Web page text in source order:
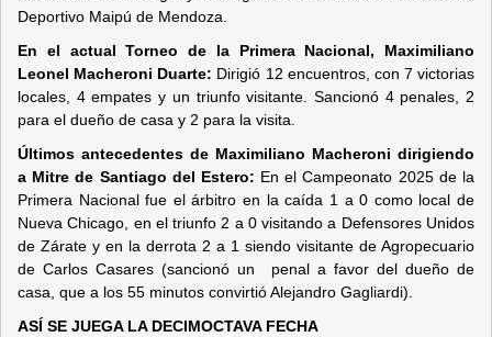
Deportivo Maipú de Mendoza.
En el actual Torneo de la Primera Nacional, Maximiliano
Leonel Macheroni Duarte: Dirigió 12 encuentros, con 7 victorias
locales, 4 empates y un triunfo visitante. Sancionó 4 penales, 2
para el dueño de casa y 2 para la visita.
Últimos antecedentes de Maximiliano Macheroni dirigiendo
a Mitre de Santiago del Estero: En el Campeonato 2025 de la
Primera Nacional fue el árbitro en la caída 1 a 0 como local de
Nueva Chicago, en el triunfo 2 a 0 visitando a Defensores Unidos
de Zárate y en la derrota 2 a 1 siendo visitante de Agropecuario
de Carlos Casares (sancionó un penal a favor del dueño de
casa, que a los 55 minutos convirtió Alejandro Gagliardi).
ASÍ SE JUEGA LA DECIMOCTAVA FECHA